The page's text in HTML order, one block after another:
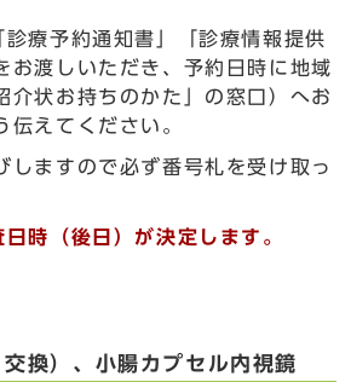
療予約通知書」「診療情報提供
お渡しいただき、予約日時に地域
介状お持ちのかた」の窓口）へお
伝えてください。
しますので必ず番号札を受け取っ
時（後日）が決定します。
換）、小腸カプセル内視鏡